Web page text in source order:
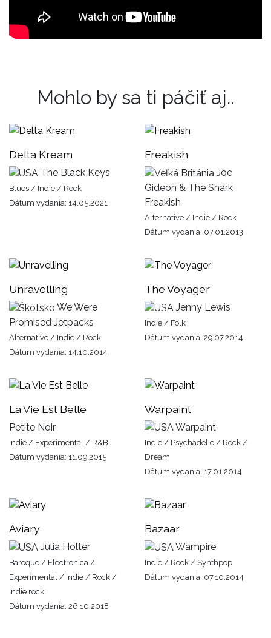
Mohlo by sa ti páčiť aj..
Delta Kream
The Black Keys
Blues / Indie / Rock
Dátum vydania: 14.05.2021
Freakish
Joe
Gideon & The Shark
Freakish
Alternative / Indie / Rock
Dátum vydania: 07.01.2013
Unravelling
We Were
Promised Jetpacks
Alternative / Indie / Rock
Dátum vydania: 14.10.2014
The Voyager
Jenny Lewis
Indie / Folk
Dátum vydania: 29.07.2014
La Vie Est Belle
Petite Noir
Indie / Experimental / R&B
Dátum vydania: 11.09.2015
Warpaint
Warpaint
Indie / Psychadelic / Rock /
Dream
Dátum vydania: 17.01.2014
Aviary
Julia Holter
Baroque / Electronica /
Experimental / Indie / Rock /
Indie rock
Dátum vydania: 26.10.2018
Bazaar
Wampire
Indie / Rock / Synthpop
Dátum vydania: 07.10.2014